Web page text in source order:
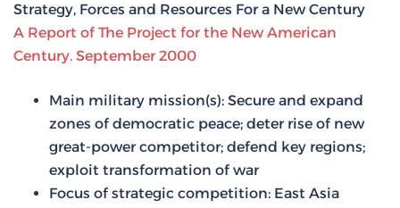
Strategy, Forces and Resources For a New Century
A Report of The Project for the New American
Century. September 2000
Main military mission(s): Secure and expand
zones of democratic peace; deter rise of new
great-power competitor; defend key regions;
exploit transformation of war
Focus of strategic competition: East Asia